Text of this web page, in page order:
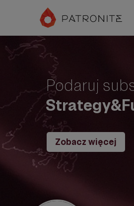
Podaruj
Zobacz więcej